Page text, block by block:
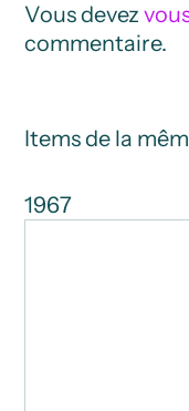
Vous devez
commentaire.
Items de la
1967